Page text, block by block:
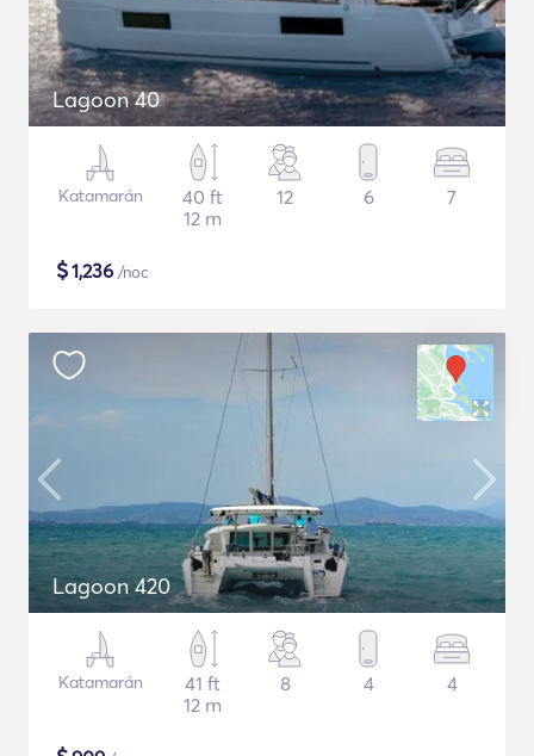
Lagoon 40
Katamarán
40 ft
12 m
12 6 7
$1,236 /noc
Lagoon 420
Katamarán
41 ft
12 m
8 4 4